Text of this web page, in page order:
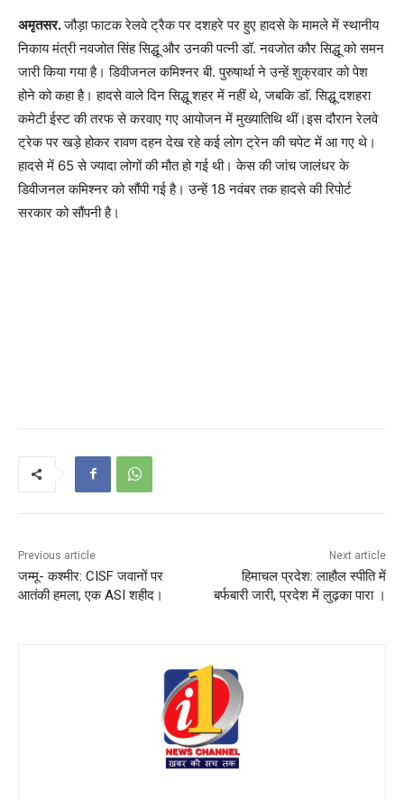
अमृतसर.जौड़ा फाटक रेलवे ट्रैक पर दशहरे पर हुए हादसे के मामले में स्थानीय
निकाय मंत्री नवजोत सिंह सिद्धू और उनकी पत्नी डॉ. नवजोत कौर सिद्धू को समन
जारी किया गया है। डिवीजनल कमिश्नर बी. पुरुषार्था ने उन्हें शुक्रवार को पेश
होने को कहा है। हादसे वाले दिन सिद्धू शहर में नहीं थे, जबकि डाॅ. सिद्धू दशहरा
कमेटी ईस्ट की तरफ से करवाए गए आयोजन में मुख्यातिथि थीं।इस दौरान रेलवे
ट्रेक पर खड़े होकर रावण दहन देख रहे कई लोग ट्रेन की चपेट में आ गए थे।
हादसे में 65 से ज्यादा लोगों की मौत हो गई थी। केस की जांच जालंधर के
डिवीजनल कमिश्नर को सौंपी गई है। उन्हें 18 नवंबर तक हादसे की रिपोर्ट
सरकार को सौंपनी है।
Previous article
जम्मू- कश्मीर: CISF जवानों पर
आतंकी हमला, एक ASI शहीद।
Next article
हिमाचल प्रदेश: लाहौल स्पीति में
बर्फबारी जारी, प्रदेश में लुढ़का पारा ।